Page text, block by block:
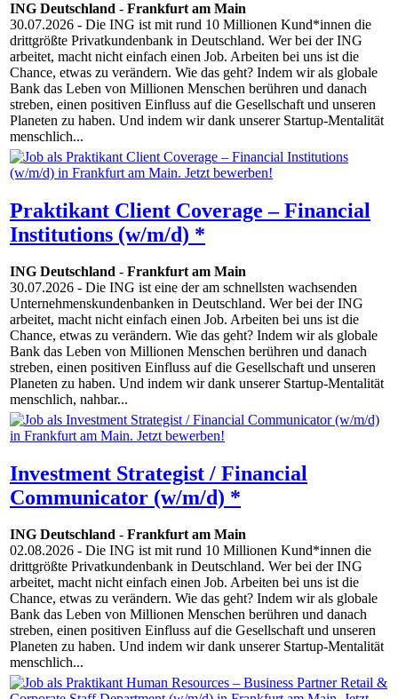
ING Deutschland - Frankfurt am Main
30.07.2026 - Die ING ist mit rund 10 Millionen Kund*innen die
drittgrößte Privatkundenbank in Deutschland. Wer bei der ING
arbeitet, macht nicht einfach einen Job. Arbeiten bei uns ist die
Chance, etwas zu verändern. Wie das geht? Indem wir als globale
Bank das Leben von Millionen Menschen berühren und danach
streben, einen positiven Einfluss auf die Gesellschaft und unseren
Planeten zu haben. Und indem wir dank unserer Startup-Mentalität
menschlich...
Praktikant Client Coverage – Financial
Institutions (w/m/d) *
ING Deutschland - Frankfurt am Main
30.07.2026 - Die ING ist eine der am schnellsten wachsenden
Unternehmenskundenbanken in Deutschland. Wer bei der ING
arbeitet, macht nicht einfach einen Job. Arbeiten bei uns ist die
Chance, etwas zu verändern. Wie das geht? Indem wir als globale
Bank das Leben von Millionen Menschen berühren und danach
streben, einen positiven Einfluss auf die Gesellschaft und unseren
Planeten zu haben. Und indem wir dank unserer Startup-Mentalität
menschlich, nahbar...
Investment Strategist / Financial
Communicator (w/m/d) *
ING Deutschland - Frankfurt am Main
02.08.2026 - Die ING ist mit rund 10 Millionen Kund*innen die
drittgrößte Privatkundenbank in Deutschland. Wer bei der ING
arbeitet, macht nicht einfach einen Job. Arbeiten bei uns ist die
Chance, etwas zu verändern. Wie das geht? Indem wir als globale
Bank das Leben von Millionen Menschen berühren und danach
streben, einen positiven Einfluss auf die Gesellschaft und unseren
Planeten zu haben. Und indem wir dank unserer Startup-Mentalität
menschlich...